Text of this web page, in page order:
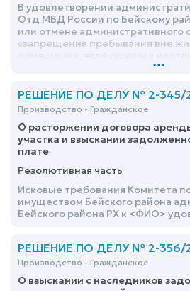
В удовлетворении
Отд МВД России по Бейскому
или отмене административного
«запрещения пребывания вне
пребывания поднадзорного
...
РЕШЕНИЕ ПО ДЕЛУ № 2-345/
Производство - Гражданское
О расторжении договора
участка и взыскании
плате
Резолютивная часть
Исковые требования Комитета
имуществом Бейского района
Бейского района РХ к <ФИО>
РЕШЕНИЕ ПО ДЕЛУ № 2-356/
Производство - Гражданское
О взыскании с наследников